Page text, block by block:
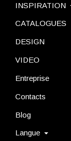
INSPIRATION
CATALOGUES
DESIGN
VIDEO
Entreprise
Contacts
Blog
Langue